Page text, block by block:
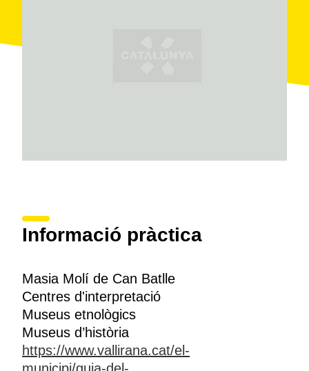
Informació pràctica
Masia Molí de Can Batlle
Centres d'interpretació
Museus etnològics
Museus d’història
https://www.vallirana.cat/el-